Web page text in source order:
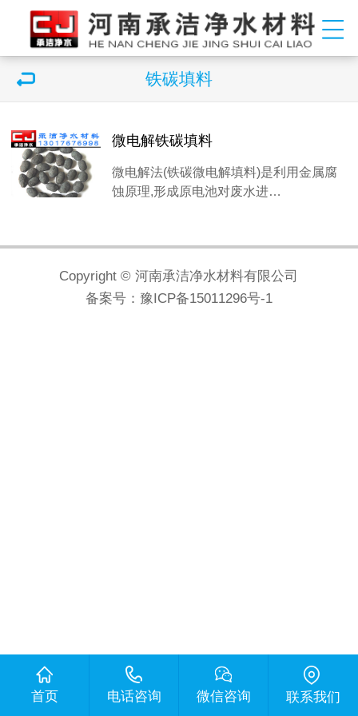
铁碳填料
微电解铁碳填料
微电解法(铁碳微电解填料)是利用金属腐
蚀原理,形成原电池对废水进…
Copyright © 河南承洁净水材料有限公司
备案号： 豫ICP备15011296号-1
首页 电话咨询 微信咨询 联系我们